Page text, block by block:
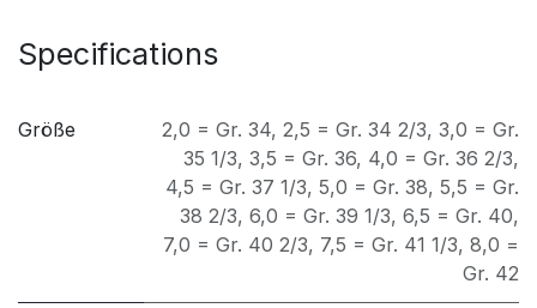
Specifications
Größe 2,0 = Gr. 34, 2,5 = Gr. 34 2/3, 3,0 = Gr.
35 1/3, 3,5 = Gr. 36, 4,0 = Gr. 36 2/3,
4,5 = Gr. 37 1/3, 5,0 = Gr. 38, 5,5 = Gr.
38 2/3, 6,0 = Gr. 39 1/3, 6,5 = Gr. 40,
7,0 = Gr. 40 2/3, 7,5 = Gr. 41 1/3, 8,0 =
Gr. 42